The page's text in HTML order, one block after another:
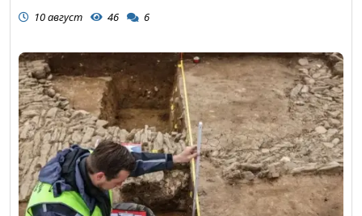
10 август 46 6